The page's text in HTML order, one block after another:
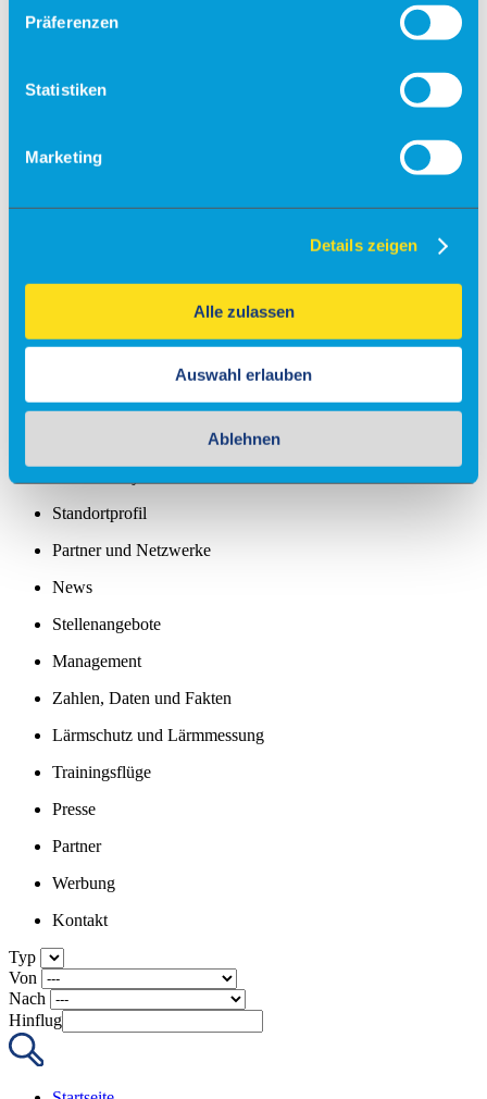
Präferenzen
Statistiken
Marketing
Details zeigen
Alle zulassen
Auswahl erlauben
Ablehnen
Fallschirmsprung
Events
Partner
Gastronomie
Standortprofil
Partner und Netzwerke
News
Stellenangebote
Management
Zahlen, Daten und Fakten
Lärmschutz und Lärmmessung
Trainingsflüge
Presse
Partner
Werbung
Kontakt
Typ
Von
Nach
Hinflug